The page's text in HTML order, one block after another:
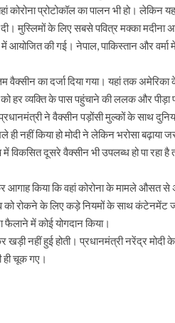
कोरोना प्रोटोकॉल का पालन भी हो।
दी। मुस्लिमों के लिए सबसे पवित्र मक्का
आयोजित की गई। नेपाल, पाकिस्तान और वर्मा
का दर्जा दिया गया। यहां तक
हर व्यक्ति के पास पहुंचाने की ललक और पीड़ा
ने वैक्सीन पड़ोंसी मुल्कों के साथ
नहीं किया हो मोदी ने लेकिन भरोसा बढ़ाया
दूसरे वैक्सीन भी उपलब्ध हो पा रहा है
आगाह किया कि वहां कोरोना के मामले औसत
को रोकने के लिए कड़े नियमों के साथ कंटेनमेंट
में कोई योगदान किया।
खड़ी नहीं हुई होती। प्रधानमंत्री नरेंद्र मोदी
ही चूक गए।